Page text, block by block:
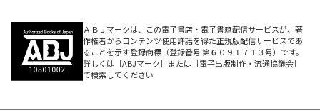
ＡＢＪマークは、この電子書店・電子書籍配信サービスが、著
作権者からコンテンツ使用許諾を得た正規版配信サービスであ
ることを示す登録商標（登録番号 第６０９１７１３号）です。
詳しくは［ABJマーク］または［電子出版制作・流通協議会］
で検索してください